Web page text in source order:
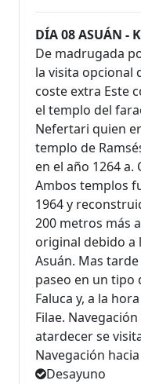
DÍA 08 ASUÁN -
De madrugada
la visita opcional
coste extra Este
el templo del
Nefertari quien
templo de
en el año 1264 a.
Ambos templos
1964 y
200 metros más
original debido a
Asuán. Mas
paseo en un tipo
Faluca y, a la
Filae.
atardecer se
Navegación
Desayuno